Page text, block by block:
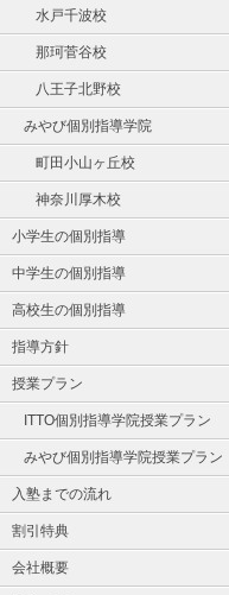
水戸千波校
那珂菅谷校
八王子北野校
みやび個別指導学院
町田小山ヶ丘校
神奈川厚木校
小学生の個別指導
中学生の個別指導
高校生の個別指導
指導方針
授業プラン
ITTO個別指導学院授業プラン
みやび個別指導学院授業プラン
入塾までの流れ
割引特典
会社概要